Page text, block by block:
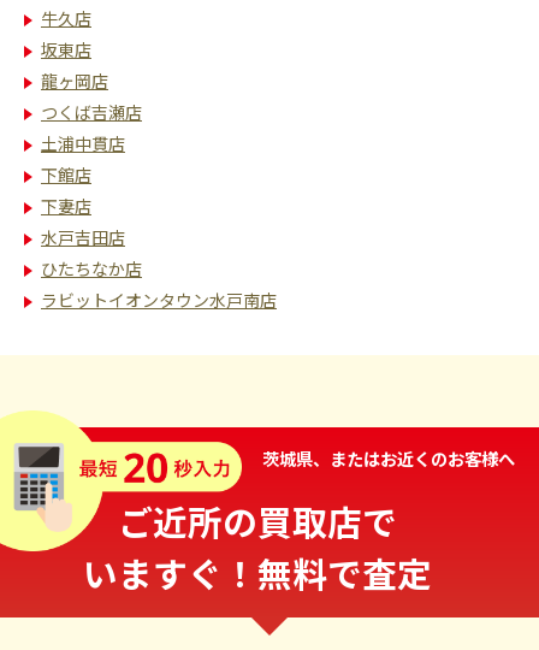
牛久店
坂東店
龍ヶ岡店
つくば吉瀬店
土浦中貫店
下館店
下妻店
水戸吉田店
ひたちなか店
ラビットイオンタウン水戸南店
茨城県、またはお近くのお客様へ
ご近所の買取店で
いますぐ！無料で査定